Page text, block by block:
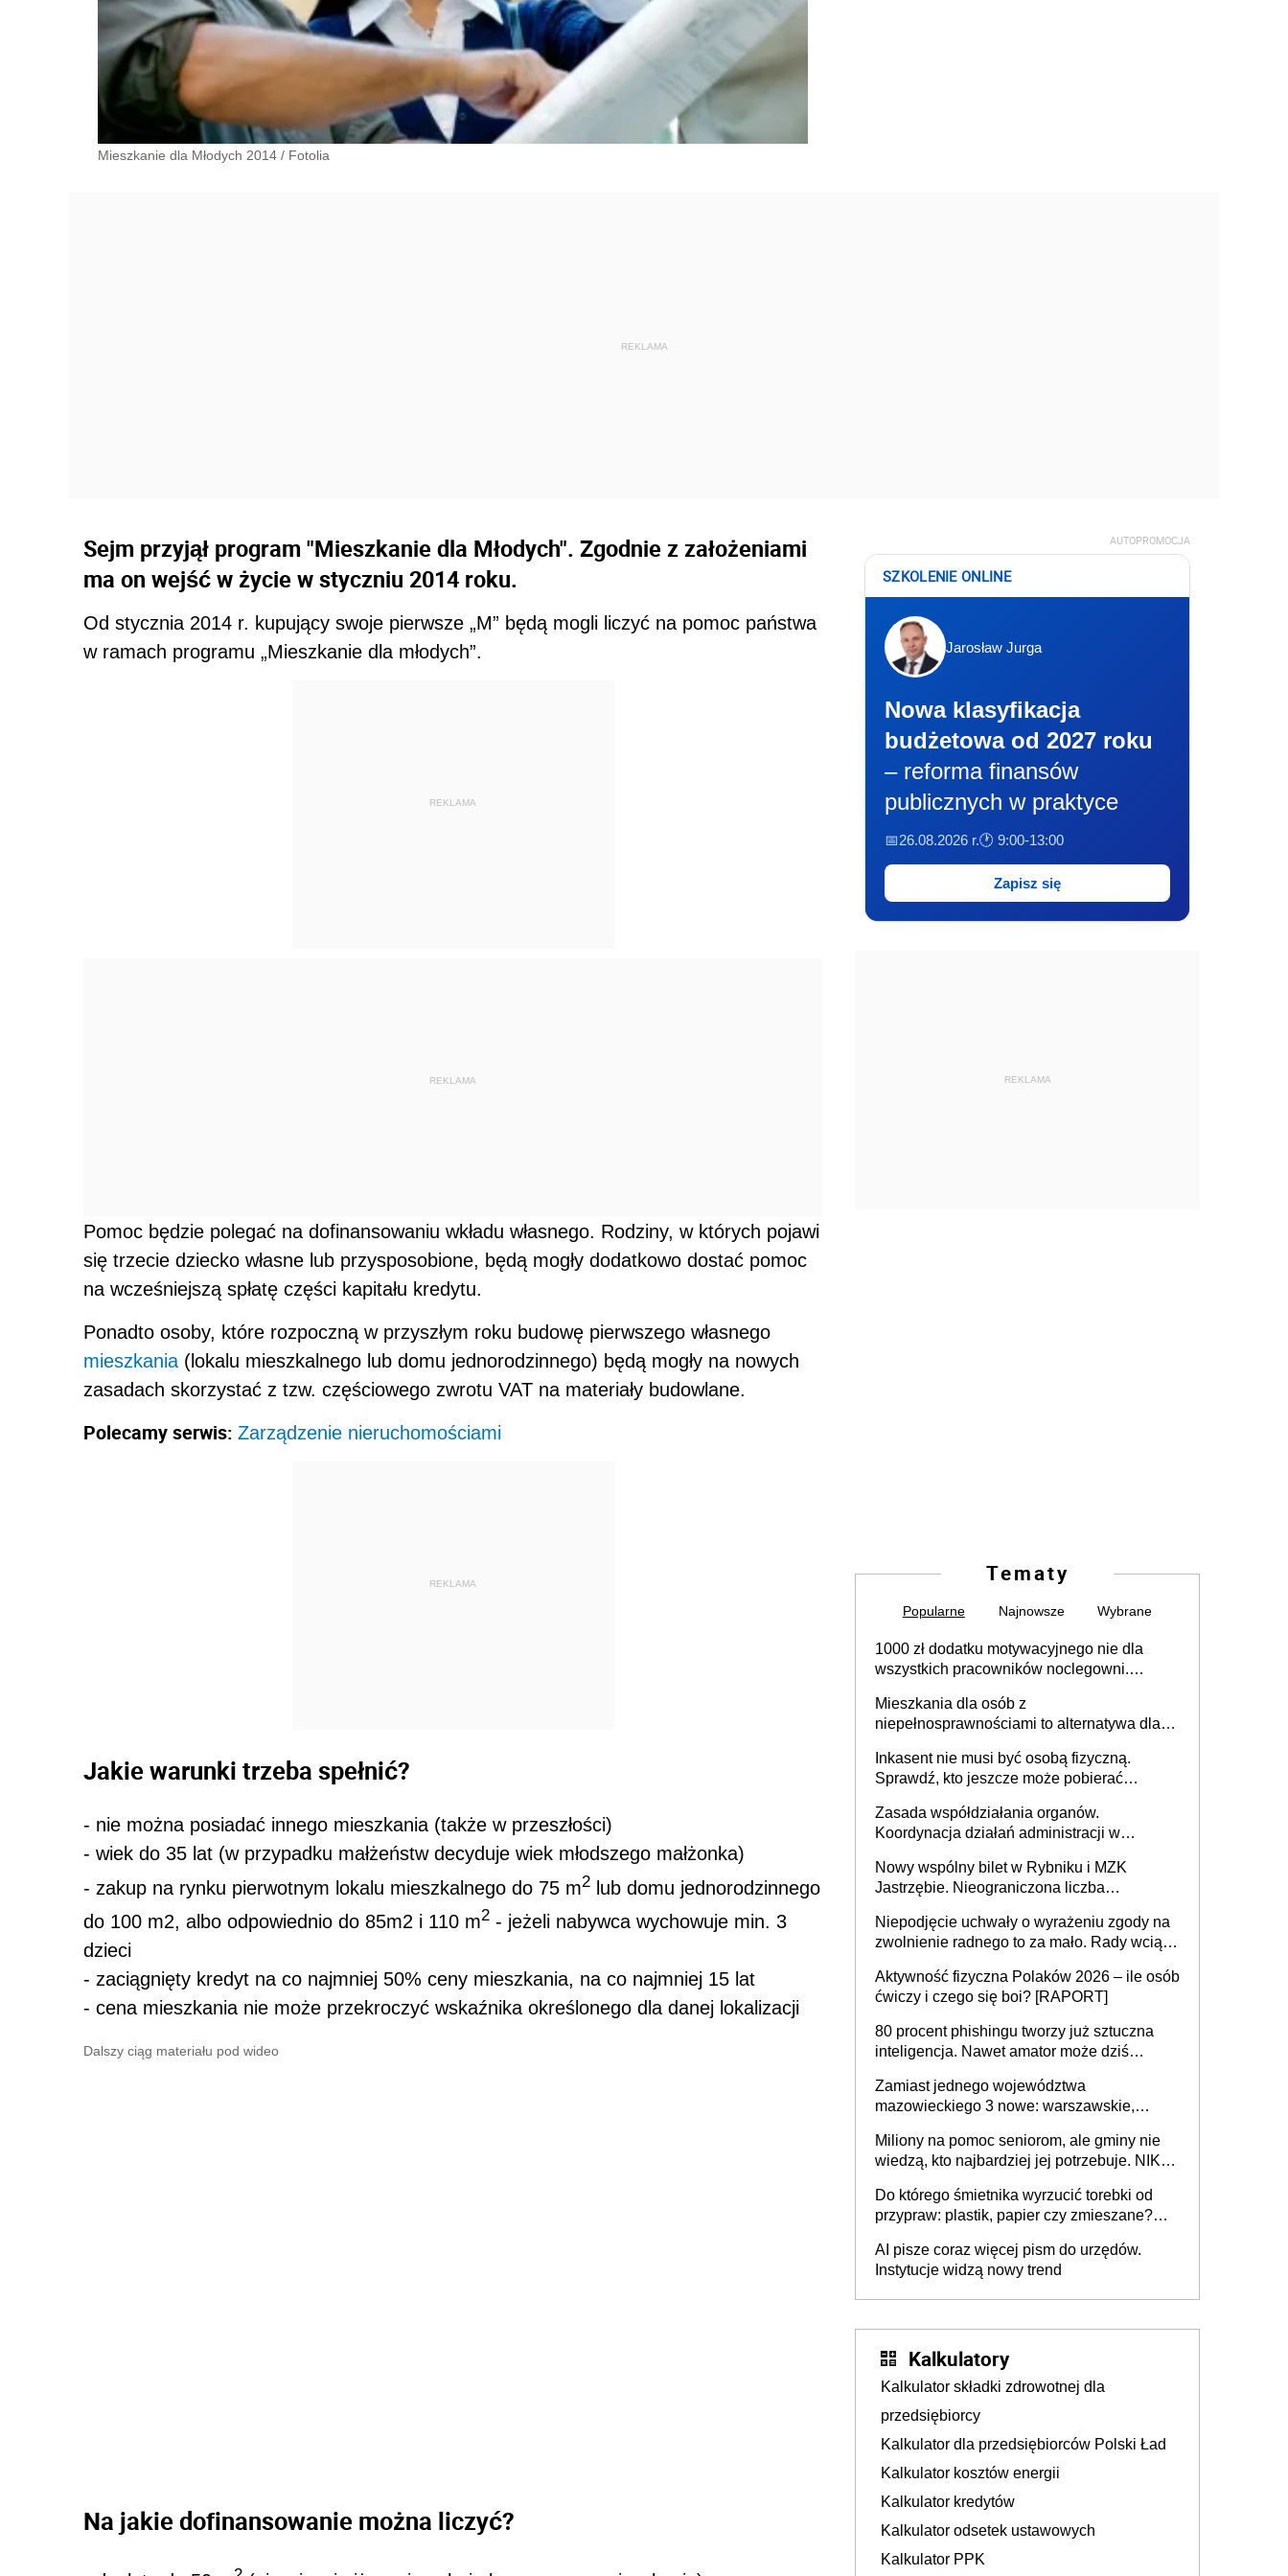
Mieszkanie dla Młodych 2014 / Fotolia
Sejm przyjął program "Mieszkanie dla Młodych". Zgodnie z założeniami
ma on wejść w życie w styczniu 2014 roku.
Od stycznia 2014 r. kupujący swoje pierwsze „M” będą mogli liczyć na pomoc państwa
w ramach programu „Mieszkanie dla młodych”.
REKLAMA
REKLAMA
Pomoc będzie polegać na dofinansowaniu wkładu własnego. Rodziny, w których pojawi
się trzecie dziecko własne lub przysposobione, będą mogły dodatkowo dostać pomoc
na wcześniejszą spłatę części kapitału kredytu.
Ponadto osoby, które rozpoczną w przyszłym roku budowę pierwszego własnego
mieszkania (lokalu mieszkalnego lub domu jednorodzinnego) będą mogły na nowych
zasadach skorzystać z tzw. częściowego zwrotu VAT na materiały budowlane.
Polecamy serwis: Zarządzenie nieruchomościami
REKLAMA
Jakie warunki trzeba spełnić?
- nie można posiadać innego mieszkania (także w przeszłości)
- wiek do 35 lat (w przypadku małżeństw decyduje wiek młodszego małżonka)
- zakup na rynku pierwotnym lokalu mieszkalnego do 75 m2 lub domu jednorodzinnego
do 100 m2, albo odpowiednio do 85m2 i 110 m2 - jeżeli nabywca wychowuje min. 3
dzieci
- zaciągnięty kredyt na co najmniej 50% ceny mieszkania, na co najmniej 15 lat
- cena mieszkania nie może przekroczyć wskaźnika określonego dla danej lokalizacji
Dalszy ciąg materiału pod wideo
Na jakie dofinansowanie można liczyć?
AUTOPROMOCJA
SZKOLENIE ONLINE
Jarosław Jurga
Nowa klasyfikacja
budżetowa od 2027 roku
– reforma finansów
publicznych w praktyce
📅26.08.2026 r.🕐 9:00-13:00
Zapisz się
REKLAMA
Tematy
Popularne Najnowsze Wybrane
1000 zł dodatku motywacyjnego nie dla
wszystkich pracowników noclegowni.
Mieszkania dla osób z
niepełnosprawnościami to alternatywa dla
samodzielnie lub z rodziną
Inkasent nie musi być osobą fizyczną.
Sprawdź, kto jeszcze może pobierać
Zasada współdziałania organów.
Koordynacja działań administracji w
Nowy wspólny bilet w Rybniku i MZK
Jastrzębie. Nieograniczona liczba
Niepodjęcie uchwały o wyrażeniu zgody na
zwolnienie radnego to za mało. Rady wciąż
rozstrzygać sprawy
Aktywność fizyczna Polaków 2026 – ile osób
ćwiczy i czego się boi? [RAPORT]
80 procent phishingu tworzy już sztuczna
inteligencja. Nawet amator może dziś
Zamiast jednego województwa
mazowieckiego 3 nowe: warszawskie,
Europie nie ma tak dużych jednostek
stołecznych
Miliony na pomoc seniorom, ale gminy nie
wiedzą, kto najbardziej jej potrzebuje. NIK
Do którego śmietnika wyrzucić torebki od
przypraw: plastik, papier czy zmieszane?
AI pisze coraz więcej pism do urzędów.
Instytucje widzą nowy trend
Kalkulatory
Kalkulator składki zdrowotnej dla
przedsiębiorcy
Kalkulator dla przedsiębiorców Polski Ład
Kalkulator kosztów energii
Kalkulator kredytów
Kalkulator odsetek ustawowych
Kalkulator PPK